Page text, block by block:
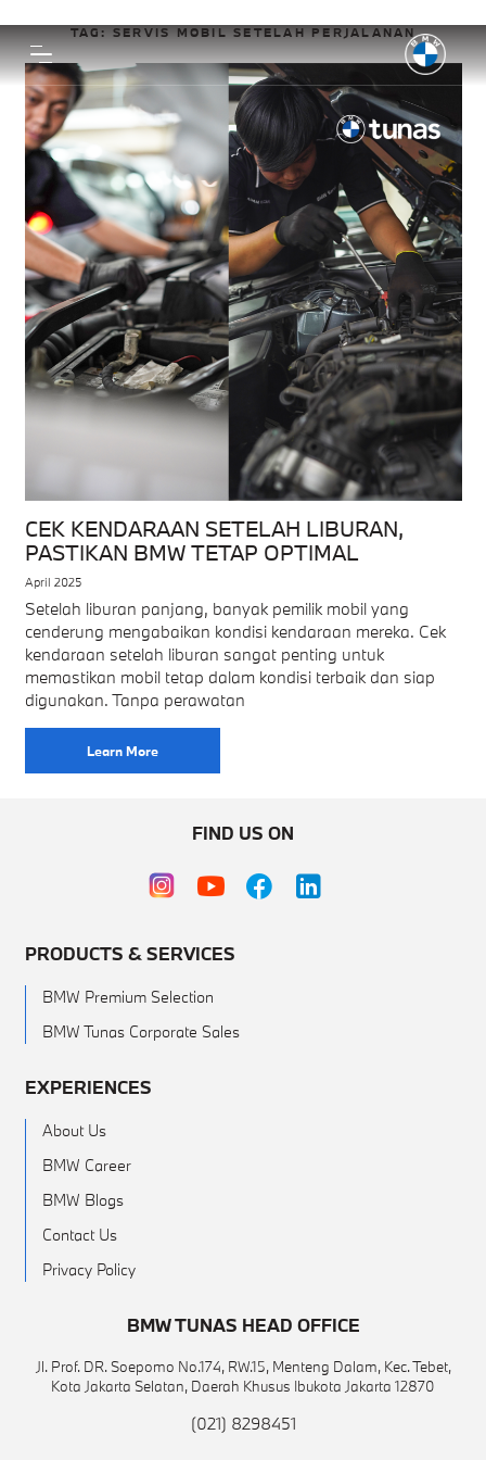
TAG:SERVIS MOBIL SETELAH PERJALANAN
CEK KENDARAAN SETELAH LIBURAN,
PASTIKAN BMW TETAP OPTIMAL
April 2025
Setelah liburan panjang, banyak pemilik mobil yang
cenderung mengabaikan kondisi kendaraan mereka. Cek
kendaraan setelah liburan sangat penting untuk
memastikan mobil tetap dalam kondisi terbaik dan siap
digunakan. Tanpa perawatan
Learn More
FIND US ON
PRODUCTS & SERVICES
BMW Premium Selection
BMW Tunas Corporate Sales
EXPERIENCES
About Us
BMW Career
BMW Blogs
Contact Us
Privacy Policy
BMW TUNAS HEAD OFFICE
Jl. Prof. DR. Soepomo No.174, RW.15, Menteng Dalam, Kec. Tebet,
Kota Jakarta Selatan, Daerah Khusus Ibukota Jakarta 12870
(021) 8298451